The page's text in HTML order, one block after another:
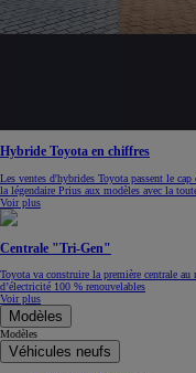
Hybride Toyota en chiffres
Les ventes d'hybrides Toyota passent le
la légendaire Prius aux modèles avec la
Voir plus
Centrale "Tri-Gen"
Toyota va construire la première centrale
d’électricité 100 % renouvelables
Voir plus
Modèles
Modèles
Véhicules neufs